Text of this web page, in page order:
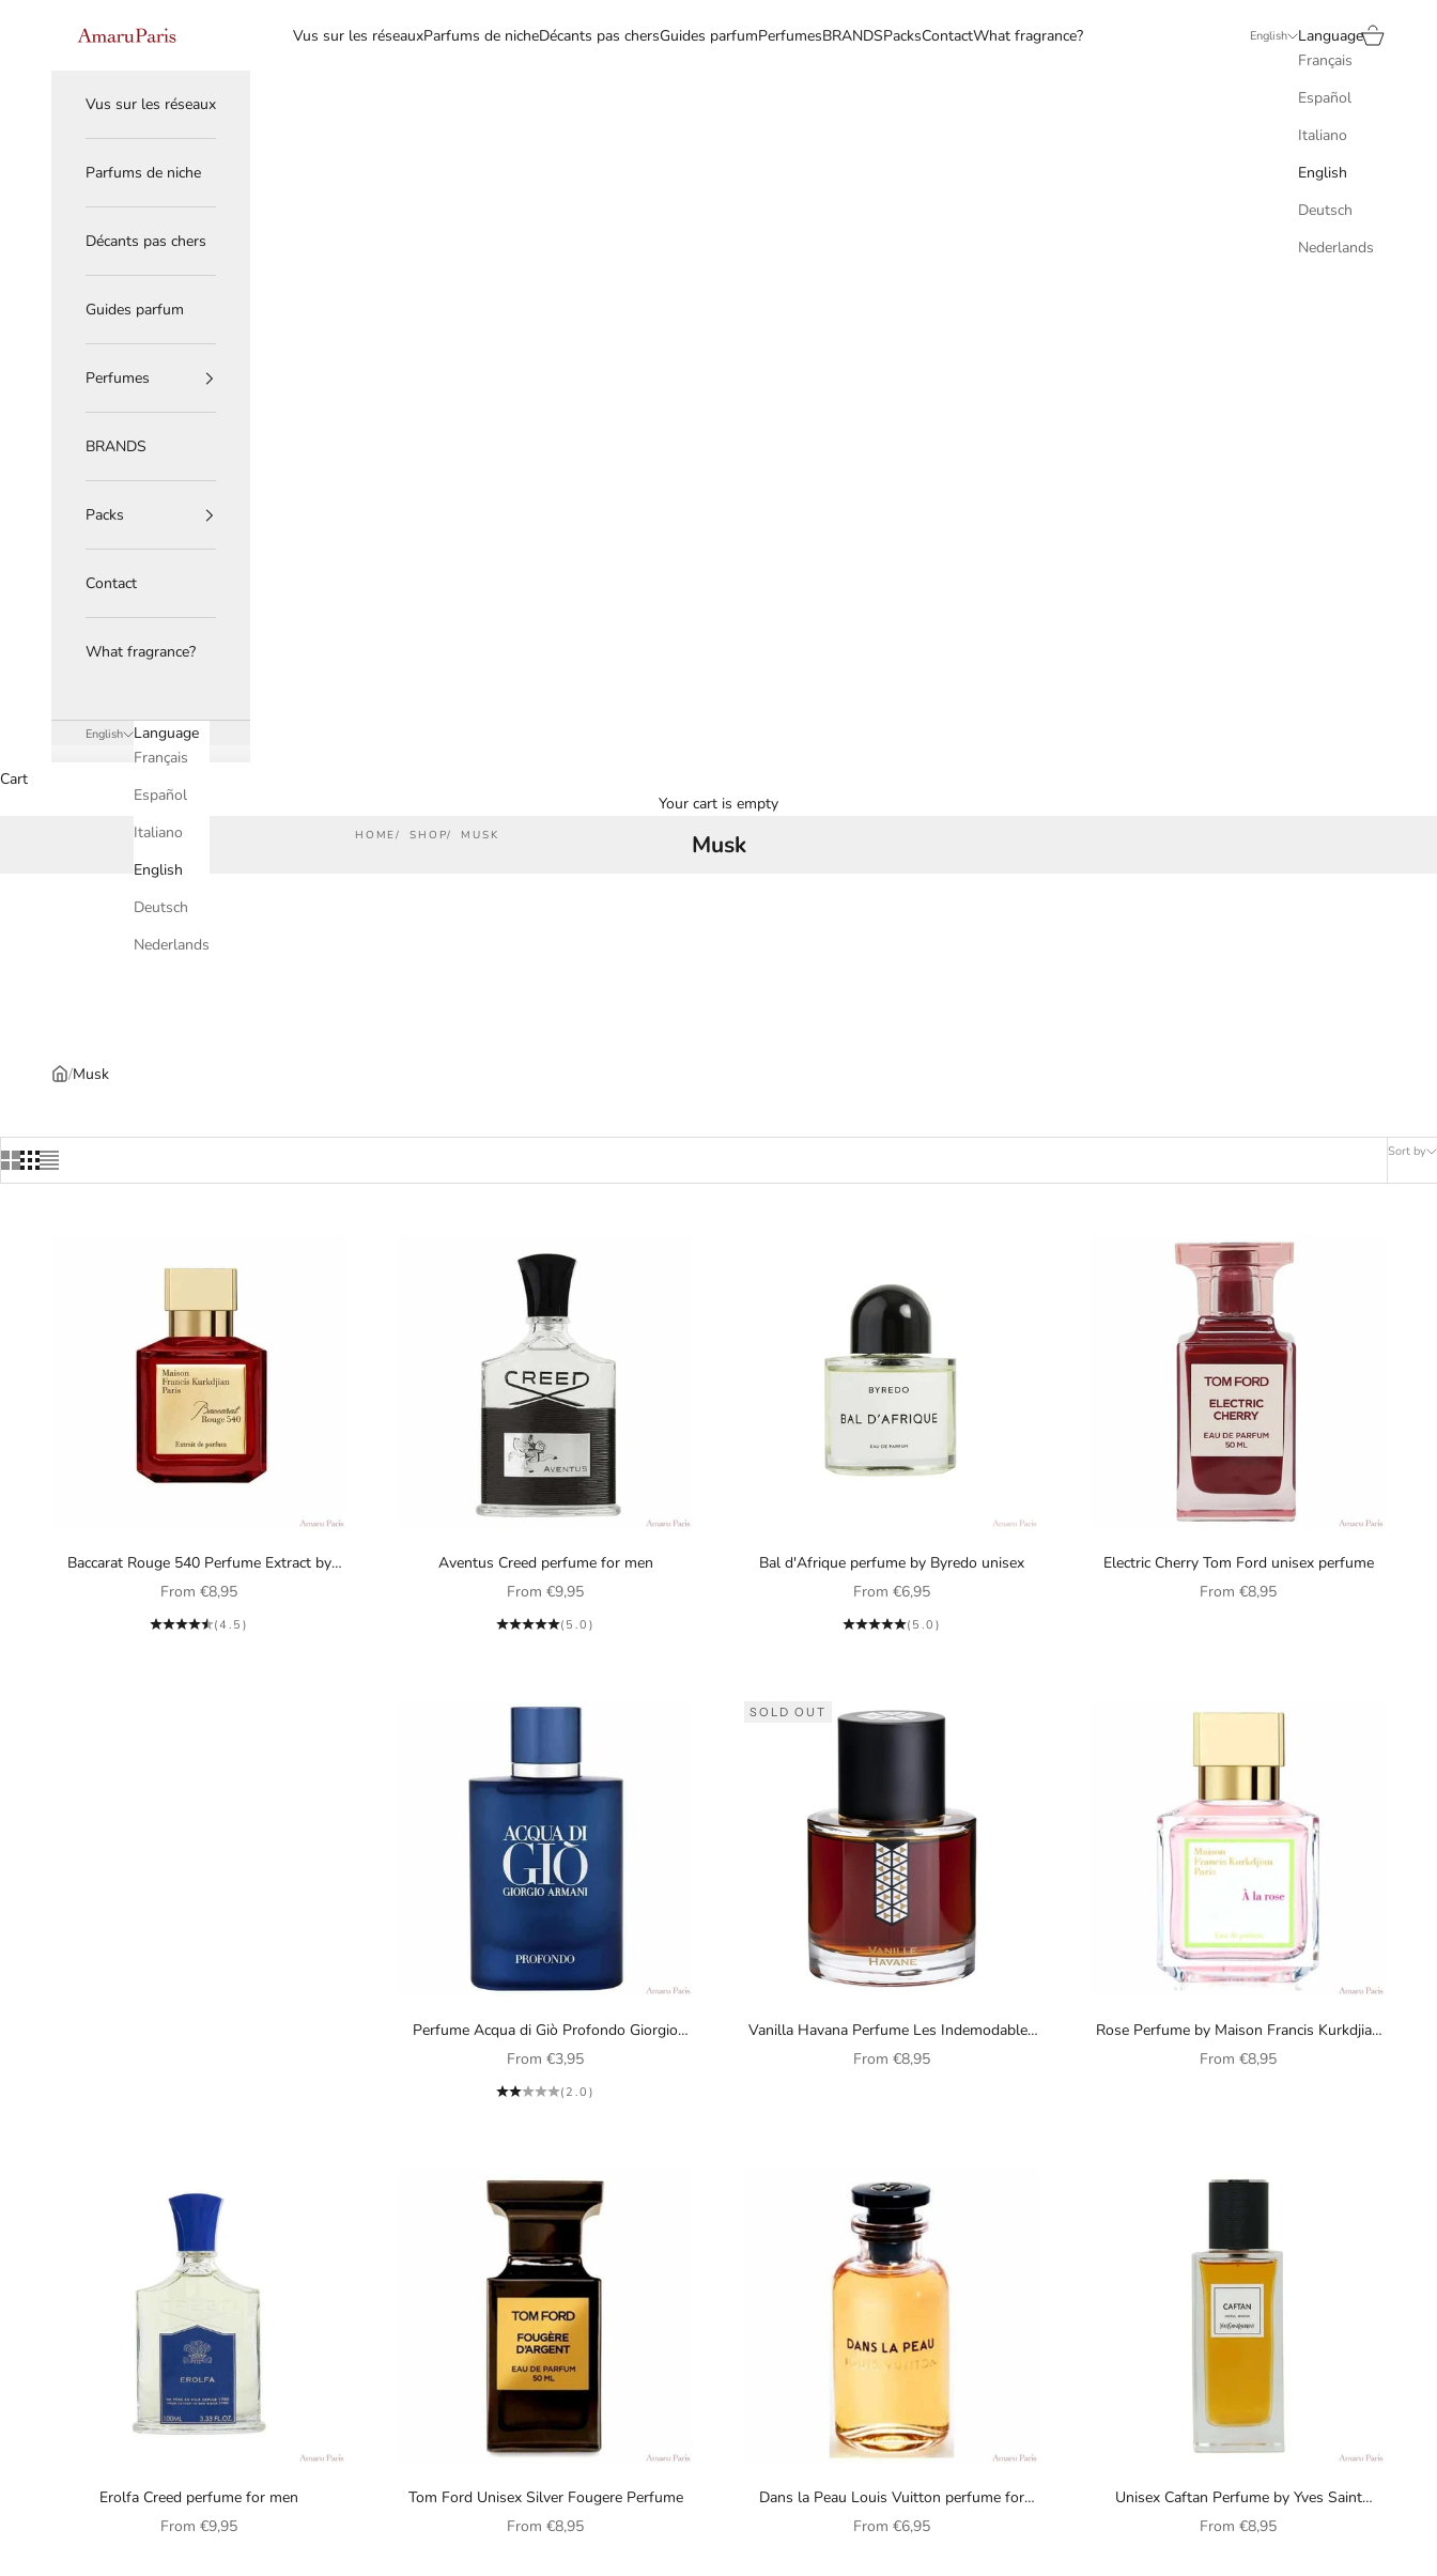
AmaruParis
Vus sur les réseauxParfums de nicheDécants pas chersGuides parfumPerfumesBRANDSPacksContactWhat fragrance? English
Language
Français
Español
Italiano
English
Deutsch
Nederlands
Search
Cart
Vus sur les réseaux
Parfums de niche
Décants pas chers
Guides parfum
Perfumes
BRANDS
Packs
Contact
What fragrance?
English
Language
Français
Español
Italiano
English
Deutsch
Nederlands
Cart
Your cart is empty
HOME SHOP MUSK Musk
/Musk
Sort by
Baccarat Rouge 540 Perfume Extract by
Maison Francis Kurkdjian, unisex
Sale price
From €8,95
(4.5)
Aventus Creed perfume for men
Sale price
From €9,95
(5.0)
Bal d'Afrique perfume by Byredo unisex
Sale price
From €6,95
(5.0)
Electric Cherry Tom Ford unisex perfume
Sale price
From €8,95
Perfume Acqua di Giò Profondo Giorgio
Armani for men
Sale price
From €3,95
(2.0)
SOLD OUT
Vanilla Havana Perfume Les Indemodables
unisex
Sale price
From €8,95
Rose Perfume by Maison Francis Kurkdjian
for women
Sale price
From €8,95
Erolfa Creed perfume for men
Sale price
From €9,95
Tom Ford Unisex Silver Fougere Perfume
Sale price
From €8,95
Dans la Peau Louis Vuitton perfume for
women
Sale price
From €6,95
Unisex Caftan Perfume by Yves Saint
Laurent
Sale price
From €8,95